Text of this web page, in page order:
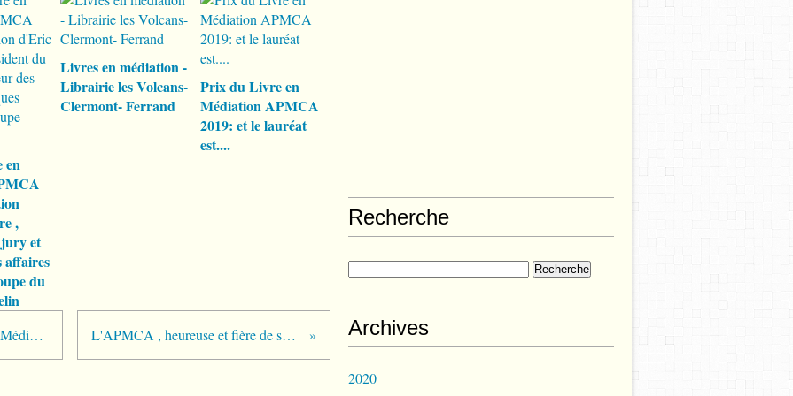
e
en
,
et
affaires
du
Livres en médiation -
Librairie les Volcans-
Clermont- Ferrand
Prix du Livre en
Médiation APMCA
2019: et le lauréat
est....
Lauréat 2017 du Prix du Livre en Médiation APMCA Clermont Auvergne : et le gagnant est ... L'APMCA , heureuse et fière de son partenariat avec la Ville de Clermont -Ferrand !
Recherche
Archives
2020